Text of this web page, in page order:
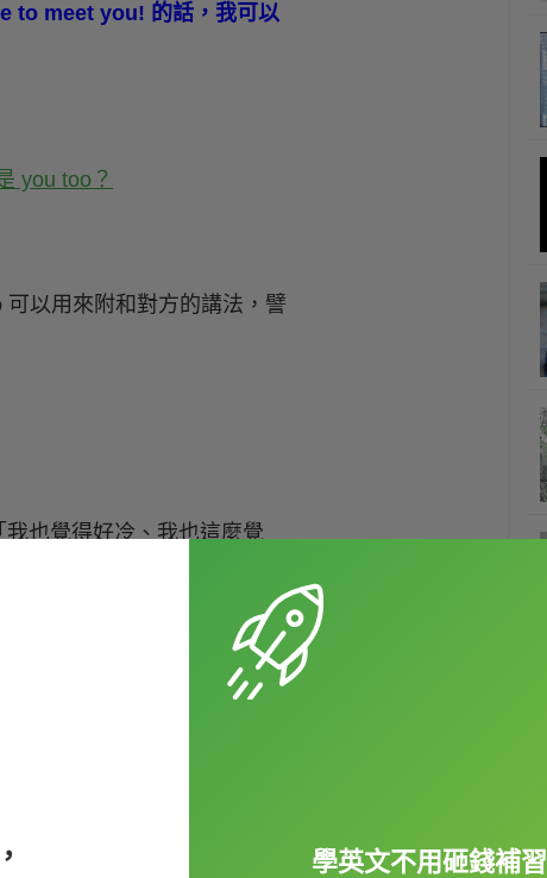
to meet you! 的話，我可以
以用來附和對方的講法，譬
也覺得好冷、我也這麼覺
的
該要改成用
學英文不用砸錢補習